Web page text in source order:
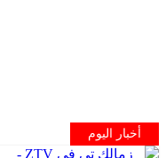
أخبار اليوم